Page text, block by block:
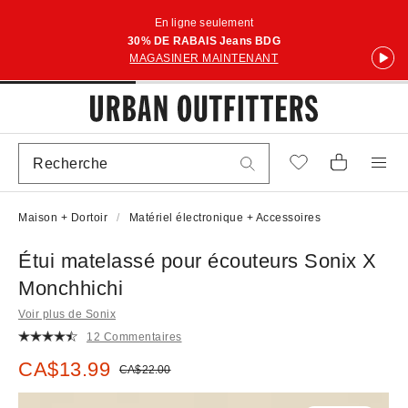
En ligne seulement
30% DE RABAIS Jeans BDG
MAGASINER MAINTENANT
Maison + Dortoir Matériel électronique + Accessoires
Étui matelassé pour écouteurs Sonix X
Monchhichi
Voir plus de Sonix
12 Commentaires
Prix soldé :
CA$13.99 Prix courant :
CA$22.00